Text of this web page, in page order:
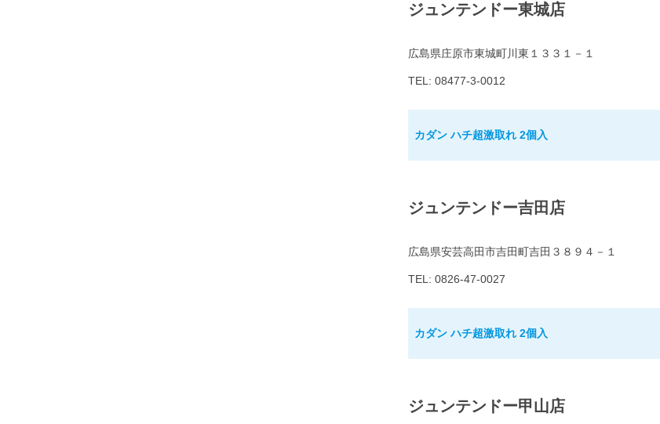
ジュンテンドー東城店
広島県庄原市東城町川東１３３１－１
TEL: 08477-3-0012
カダン ハチ超激取れ 2個入
ジュンテンドー吉田店
広島県安芸高田市吉田町吉田３８９４－１
TEL: 0826-47-0027
カダン ハチ超激取れ 2個入
ジュンテンドー甲山店